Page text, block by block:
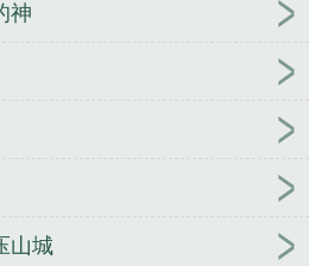
神
山城